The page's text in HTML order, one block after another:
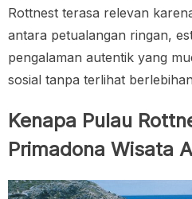
Rottnest terasa relevan
antara petualangan ringan,
pengalaman autentik yang
sosial tanpa terlihat
Kenapa Pulau
Primadona Wisata